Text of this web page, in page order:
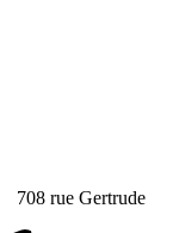
708 rue Gertrude